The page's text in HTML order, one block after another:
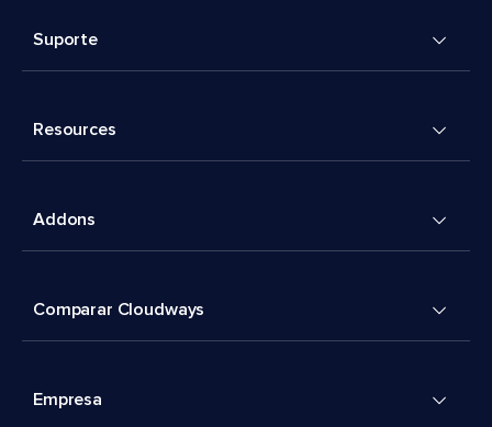
Suporte
Resources
Addons
Comparar Cloudways
Empresa